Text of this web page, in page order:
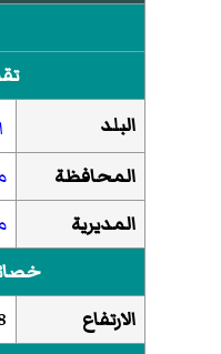
البلد
المحافظة
المديرية
الارتفاع